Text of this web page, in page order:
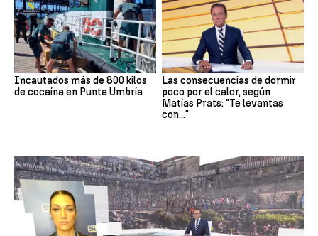
Incautados más de 800 kilos
de cocaína en Punta Umbría
Las consecuencias de dormir
poco por el calor, según
Matías Prats: "Te levantas
con..."